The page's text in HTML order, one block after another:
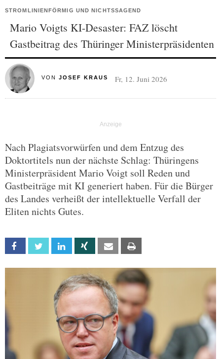
STROMLINIENFÖRMIG UND NICHTSSAGEND
Mario Voigts KI-Desaster: FAZ löscht
Gastbeitrag des Thüringer Ministerpräsidenten
VON JOSEF KRAUS Fr, 12. Juni 2026
Nach Plagiatsvorwürfen und dem Entzug des
Doktortitels nun der nächste Schlag: Thüringens
Ministerpräsident Mario Voigt soll Reden und
Gastbeiträge mit KI generiert haben. Für die Bürger
des Landes verheißt der intellektuelle Verfall der
Eliten nichts Gutes.
Facebook Twitter Linkedin Xing Email